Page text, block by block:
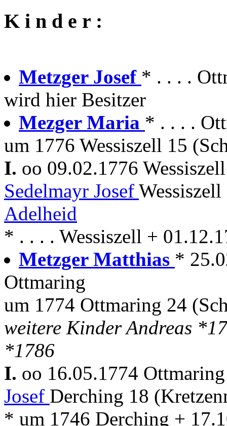
K i n d e r :
Metzger Josef * . . . .
wird hier Besitzer
Mezger Maria * . . . .
um 1776 Wessiszell 15
I. oo 09.02.1776
Sedelmayr Josef
Adelheid
* . . . . Wessiszell +
Metzger Matthias *
Ottmaring
um 1774 Ottmaring 24
weitere Kinder Andreas
*1786
I. oo 16.05.1774
Josef Derching 18
* um 1746 Derching +